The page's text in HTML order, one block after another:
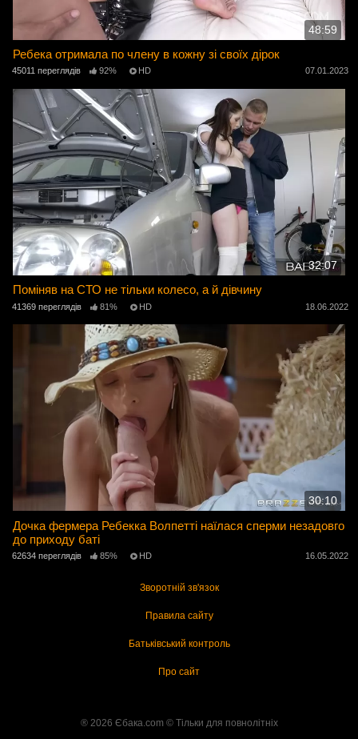
48:59
Ребека отримала по члену в кожну зі своїх дірок
45011 переглядів 92% HD 07.01.2023
32:07
Поміняв на СТО не тільки колесо, а й дівчину
41369 переглядів 81% HD 18.06.2022
30:10
Дочка фермера Ребекка Волпетті наїлася сперми незадовго
до приходу баті
62634 переглядів 85% HD 16.05.2022
Зворотній зв'язок
Правила сайту
Батьківський контроль
Про сайт
® 2026 Єбака.com ©️ Тільки для повнолітніх